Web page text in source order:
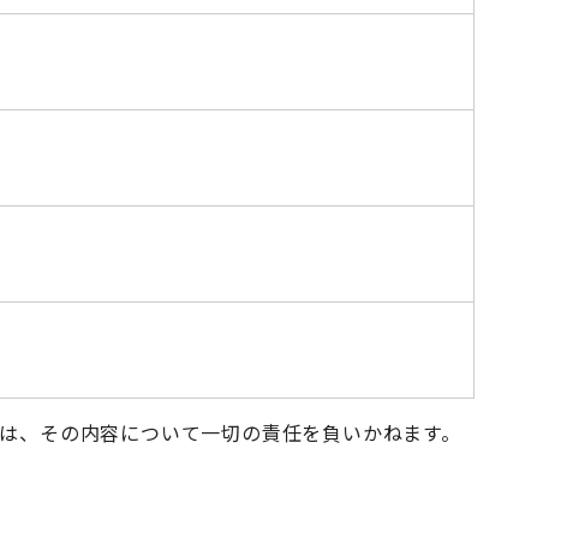
その内容について一切の責任を負いかねます。